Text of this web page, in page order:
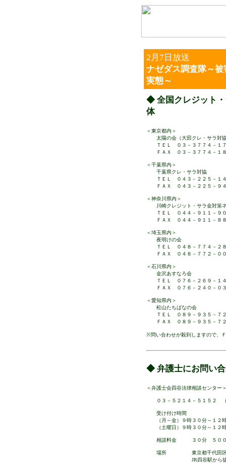
2月7日 放送
ナゼダス調査隊～
実態～
◆ 全国クレジット
体
＜東京都内＞
太陽の会（大田クレ・サラ対
ＴＥＬ ０３－３７７４－１
ＦＡＸ ０３－３７７４－１
＜千葉県内＞
千葉県クレ・サラ対協
ＴＥＬ ０４３－２２５－１
ＦＡＸ ０４３－２２５－９
＜神奈川県内＞
川崎クレジット・サラ金対策ネ
ＴＥＬ ０４４－９１１－９
ＦＡＸ ０４４－９１１－８
＜埼玉県内＞
夜明けの会
ＴＥＬ ０４８－７７４－２
ＦＡＸ ０４８－７７２－０
＜石川県内＞
金沢あすなろ会
ＴＥＬ ０７６－２６９－１
ＦＡＸ ０７６－２４０－０
＜愛知県内＞
松山たちばなの会
ＴＥＬ ０８９－９３５－７
ＦＡＸ ０８９－９３５－７
※問い合わせが殺到しますので、
◆ 弁護士にお問い
＜弁護士会四谷法律相談センター
０３－５２１４－５１５２ （
受け付け時間
（月～金）９時３０分～１２
（土曜日）９時３０分～１２
相談料金 ３０分 ５０００
場所 東京都千代田区麹町
JR四谷駅から徒歩２分